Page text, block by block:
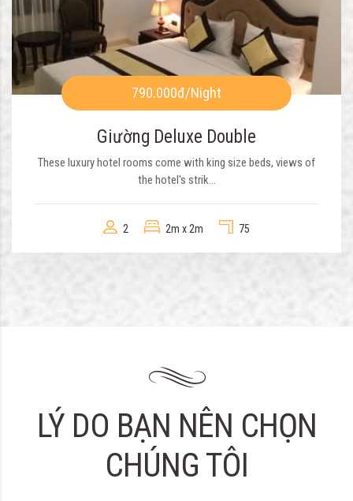
790.000đ/Night
Giường Deluxe Double
These luxury hotel rooms come with king size beds, views of
the hotel's strik...
2 2m x 2m 75
LÝ DO BẠN NÊN CHỌN
CHÚNG TÔI